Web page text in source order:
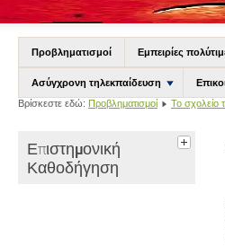
Προβληματισμοί Εμπειρίες
Ασύγχρονη τηλεκπαίδευση
Βρίσκεστε εδώ: Προβληματισμοί Το σχολείο
Επιστημονική
Καθοδήγηση